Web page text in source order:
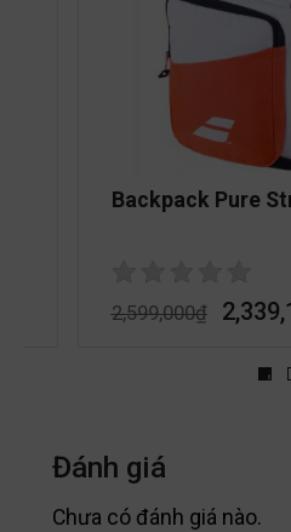
Backpack Pure
2,599,000₫
Đánh giá
Chưa có đánh giá nào.